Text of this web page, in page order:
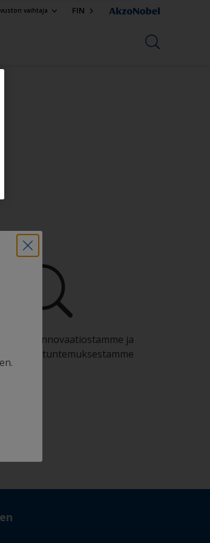
vaihtaja FIN
innovaatiostamme ja
asiantuntemuksestamme